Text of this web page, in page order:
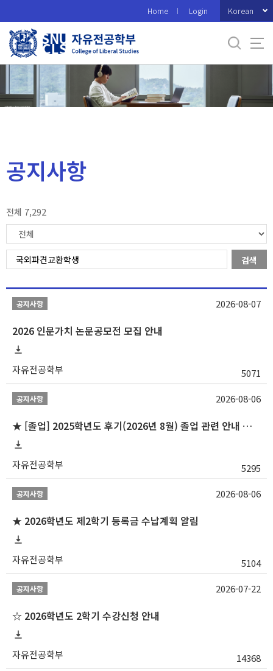
로
메
Home Login Korean
공지사항
전체 7,292
검색
공지사항
2026 인문가치 논문공모전 모집 안내
자유전공학부 5071
2026-08-07
공지사항
★ [졸업] 2025학년도 후기(2026년 8월) 졸업 관련 안내 및 확정자 명단 공지
자유전공학부 5295
2026-08-06
공지사항
★ 2026학년도 제2학기 등록금 수납계획 알림
자유전공학부 5104
2026-08-06
공지사항
☆ 2026학년도 2학기 수강신청 안내
자유전공학부 14368
2026-07-22